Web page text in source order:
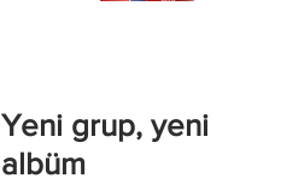
Yeni grup, yeni
albüm